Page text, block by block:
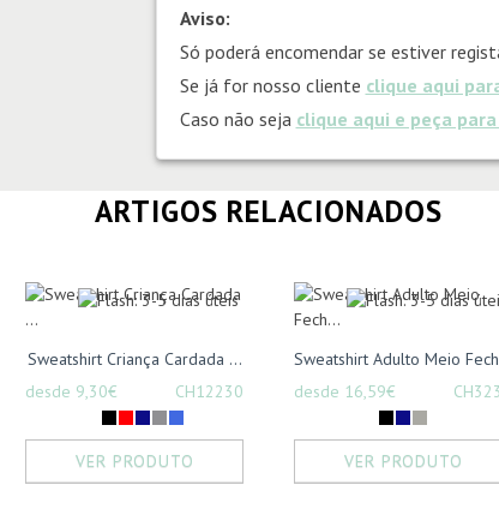
Aviso:
Só poderá encomendar se estiver
Se já for nosso cliente clique aqui
Caso não seja clique aqui e peça
ARTIGOS RELACIONADOS
Sweatshirt Criança Cardada ...
desde 9,30€
CH12230
VER PRODUTO
Sweatshirt Adulto Meio
desde 16,59€
VER PRODUTO